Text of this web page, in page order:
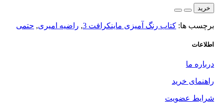
خرید
برچسب ها: کتاب رنگ آمیزی ماینکرافت 3 , راضیه امیری, حتمی
اطلاعات
درباره ما
راهنمای خرید
شرایط عضویت